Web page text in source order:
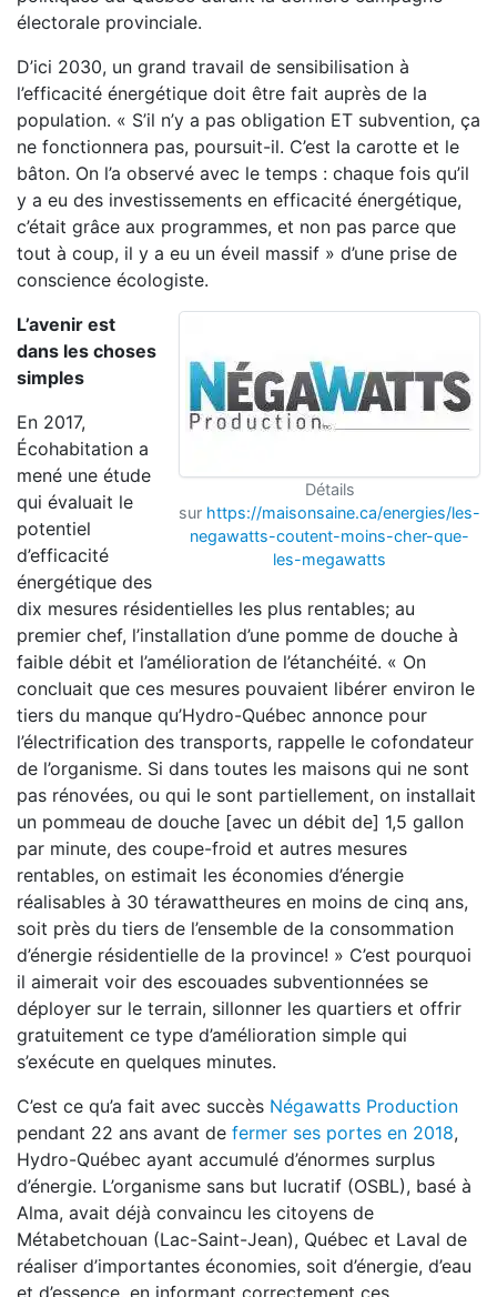
électorale provinciale.
D’ici 2030, un grand travail de sensibilisation à
l’efficacité énergétique doit être fait auprès de la
population. « S’il n’y a pas obligation ET subvention, ça
ne fonctionnera pas, poursuit-il. C’est la carotte et le
bâton. On l’a observé avec le temps : chaque fois qu’il
y a eu des investissements en efficacité énergétique,
c’était grâce aux programmes, et non pas parce que
tout à coup, il y a eu un éveil massif » d’une prise de
conscience écologiste.
Détails
sur https://maisonsaine.ca/energies/les-
negawatts-coutent-moins-cher-que-
les-megawatts
L’avenir est
dans les choses
simples
En 2017,
Écohabitation a
mené une étude
qui évaluait le
potentiel
d’efficacité
énergétique des
dix mesures résidentielles les plus rentables; au
premier chef, l’installation d’une pomme de douche à
faible débit et l’amélioration de l’étanchéité. « On
concluait que ces mesures pouvaient libérer environ le
tiers du manque qu’Hydro-Québec annonce pour
l’électrification des transports, rappelle le cofondateur
de l’organisme. Si dans toutes les maisons qui ne sont
pas rénovées, ou qui le sont partiellement, on installait
un pommeau de douche [avec un débit de] 1,5 gallon
par minute, des coupe-froid et autres mesures
rentables, on estimait les économies d’énergie
réalisables à 30 térawattheures en moins de cinq ans,
soit près du tiers de l’ensemble de la consommation
d’énergie résidentielle de la province! » C’est pourquoi
il aimerait voir des escouades subventionnées se
déployer sur le terrain, sillonner les quartiers et offrir
gratuitement ce type d’amélioration simple qui
s’exécute en quelques minutes.
C’est ce qu’a fait avec succès Négawatts Production
pendant 22 ans avant de fermer ses portes en 2018,
Hydro-Québec ayant accumulé d’énormes surplus
d’énergie. L’organisme sans but lucratif (OSBL), basé à
Alma, avait déjà convaincu les citoyens de
Métabetchouan (Lac-Saint-Jean), Québec et Laval de
réaliser d’importantes économies, soit d’énergie, d’eau
et d’essence, en informant correctement ces